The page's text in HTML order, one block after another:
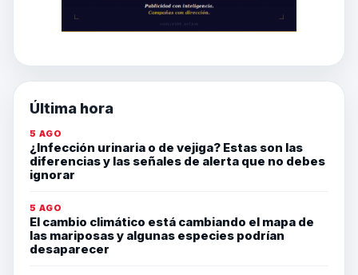
Última hora
5 AGO
¿Infección urinaria o de vejiga? Estas son las
diferencias y las señales de alerta que no debes
ignorar
5 AGO
El cambio climático está cambiando el mapa de
las mariposas y algunas especies podrían
desaparecer